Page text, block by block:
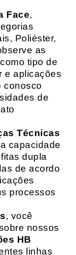
Face,
Poliéster,
as
tipo de
e aplicações
conosco
de
Técnicas
capacidade
dupla
de acordo
processos
, você
nossos
HB
linhas